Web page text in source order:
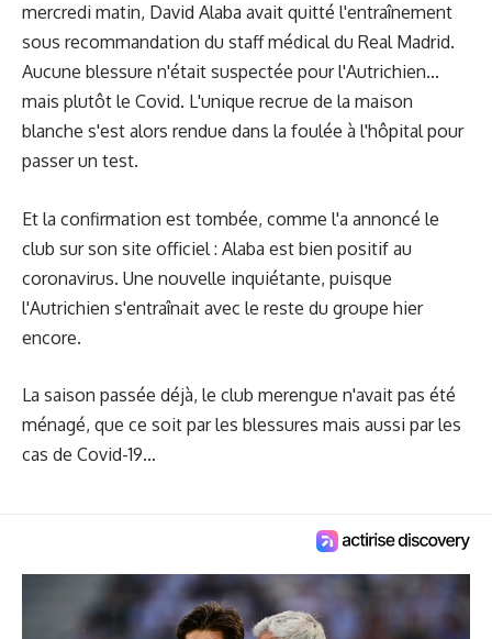
mercredi matin, David Alaba avait quitté l'entraînement
sous recommandation du staff médical du Real Madrid.
Aucune blessure n'était suspectée pour l'Autrichien...
mais plutôt le Covid. L'unique recrue de la maison
blanche s'est alors rendue dans la foulée à l'hôpital pour
passer un test.
Et la confirmation est tombée, comme l'a annoncé le
club sur son site officiel : Alaba est bien positif au
coronavirus. Une nouvelle inquiétante, puisque
l'Autrichien s'entraînait avec le reste du groupe hier
encore.
La saison passée déjà, le club merengue n'avait pas été
ménagé, que ce soit par les blessures mais aussi par les
cas de Covid-19...